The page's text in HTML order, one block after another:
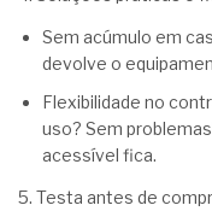
Sem acúmulo em
devolve o
Flexibilidade no
uso? Sem
acessível fica.
5. Testa antes de